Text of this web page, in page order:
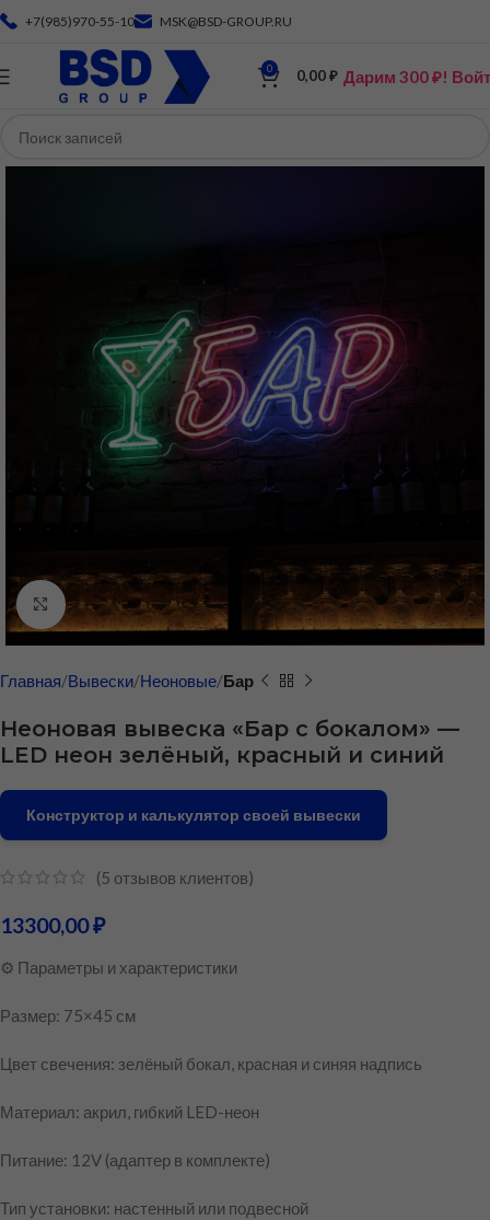
+7(985)970-55-10 MSK@BSD-GROUP.RU
0 0,00₽ Дарим 300 ₽!
Нажмите, чтобы увеличить
Главная Вывески Неоновые Бар
Неоновая вывеска «Бар с бокалом» —
LED неон зелёный, красный и синий
Конструктор и калькулятор своей вывески
(5 отзывов клиентов)
13300,00₽
⚙️ Параметры и характеристики
Размер: 75×45 см
Цвет свечения: зелёный бокал, красная и синяя надпись
Материал: акрил, гибкий LED-неон
Питание: 12V (адаптер в комплекте)
Тип установки: настенный или подвесной